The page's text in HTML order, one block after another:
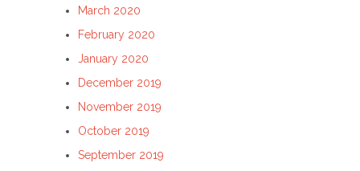
March 2020
February 2020
January 2020
December 2019
November 2019
October 2019
September 2019